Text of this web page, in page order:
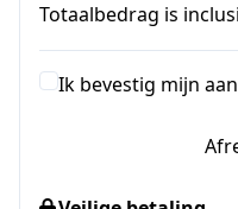
Totaalbedrag is
Ik bevestig mijn